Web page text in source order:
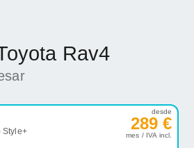
Rav4
Style+
desde
289 €
mes / IVA incl.